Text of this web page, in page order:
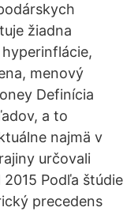
žiadna
menový
Definícia
a to
najmä v
určovali
Podľa štúdie
precedens